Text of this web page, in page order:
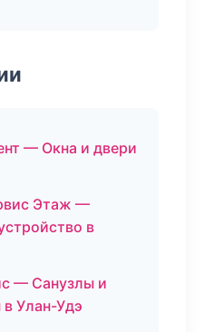
— Окна и двери
Этаж —
в
— Санузлы и
Улан-Удэ